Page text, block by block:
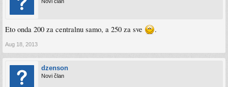
Eto onda 200 za centralnu samo, a 250 za sve .
Aug 18, 2013
dzenson
Novi član